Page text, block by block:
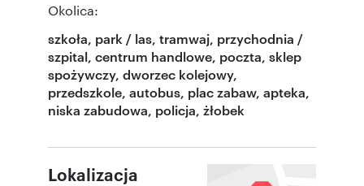
Okolica:
szkoła, park / las, tramwaj, przychodnia /
szpital, centrum handlowe, poczta, sklep
spożywczy, dworzec kolejowy,
przedszkole, autobus, plac zabaw, apteka,
niska zabudowa, policja, żłobek
Lokalizacja